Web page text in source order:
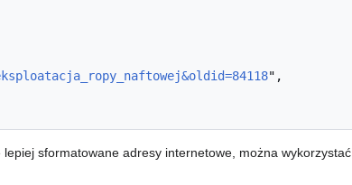
",
sformatowane adresy internetowe, można wykorzystać